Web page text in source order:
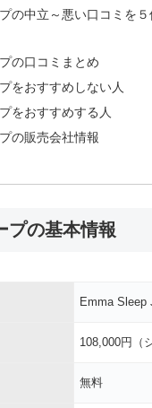
の中立～悪い口コミを
の口コミまとめ
をおすすめしない人
をおすすめする人
の販売会社情報
プの基本情報
Emma Sleep
108,000円（
無料